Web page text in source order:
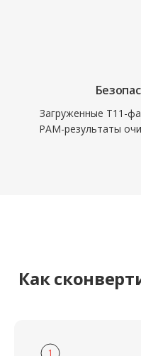
Загруженные T11-
PAM-результаты
Как
1